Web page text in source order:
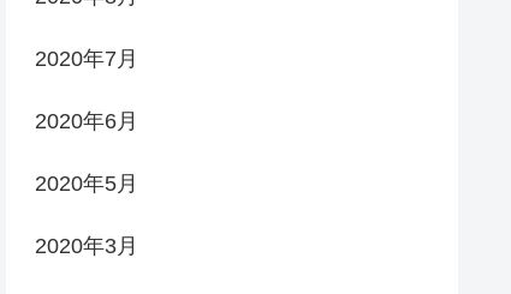
2020年7月
2020年6月
2020年5月
2020年3月